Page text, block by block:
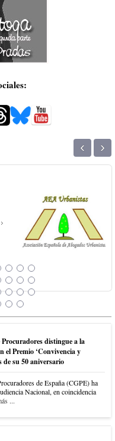
‹ ›
distingue a la
el Premio ‘Convivencia y
de su 50 aniversario
de España (CGPE) ha
Nacional, en coincidencia
...